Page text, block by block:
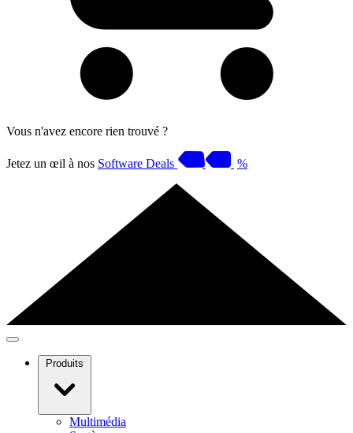
Vous n'avez encore rien trouvé ?
Jetez un œil à nos Software Deals %
Produits
Multimédia